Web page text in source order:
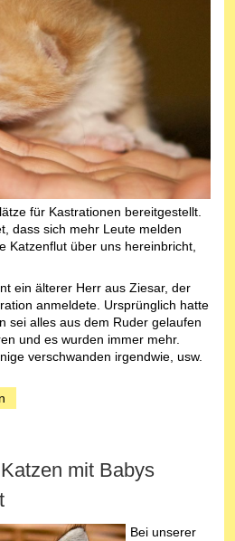
für Kastrationen bereitgestellt.
dass sich mehr Leute melden
Katzenflut über uns hereinbricht,
ein älterer Herr aus Ziesar, der
anmeldete. Ursprünglich hatte
sei alles aus dem Ruder gelaufen
und es wurden immer mehr.
verschwanden irgendwie, usw.
mit Babys
Bei unserer